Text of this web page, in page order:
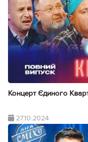
Концерт Єдиного
27.10.2024